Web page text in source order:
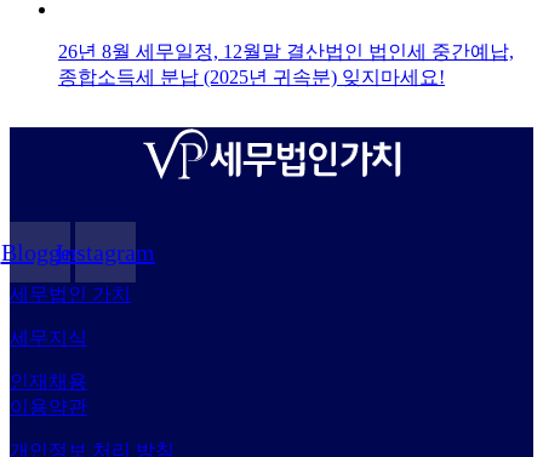
26년 8월 세무일정, 12월말 결산법인 법인세 중간예납,
종합소득세 분납 (2025년 귀속분) 잊지마세요!
BloggerInstagram
세무법인 가치
세무지식
인재채용
이용약관
개인정보 처리 방침